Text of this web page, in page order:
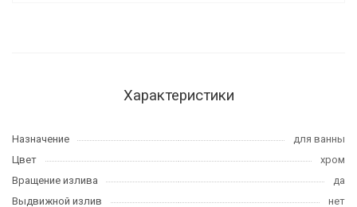
Характеристики
Назначение
для ванны
Цвет
хром
Вращение излива
да
Выдвижной излив
нет